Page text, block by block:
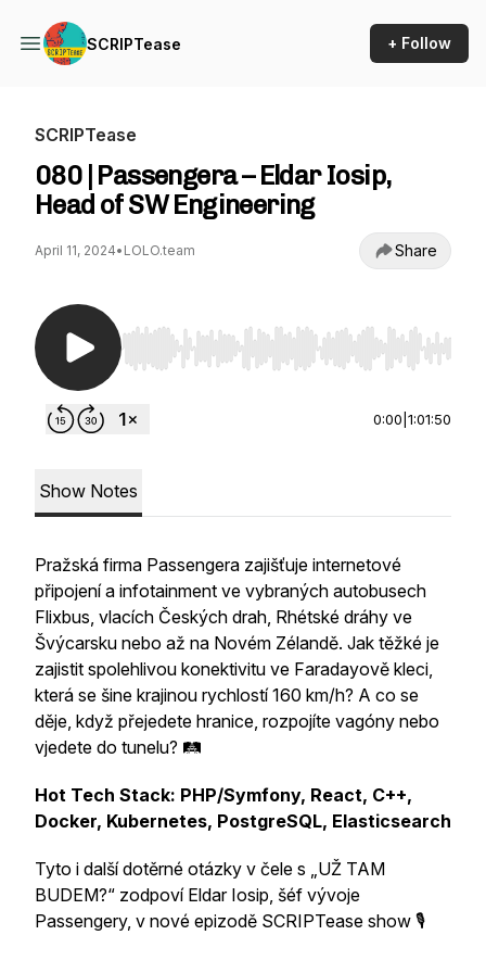
SCRIPTease + Follow
SCRIPTease
080 | Passengera – Eldar Iosip,
Head of SW Engineering
April 11, 2024• LOLO.team Share
Use Left/Right to seek, Home/End to jump to
0:00 1:01:50
Show Notes
Pražská firma Passengera zajišťuje internetové
připojení a infotainment ve vybraných autobusech
Flixbus, vlacích Českých drah, Rhétské dráhy ve
Švýcarsku nebo až na Novém Zélandě. Jak těžké je
zajistit spolehlivou konektivitu ve Faradayově kleci,
která se šine krajinou rychlostí 160 km/h? A co se
děje, když přejedete hranice, rozpojíte vagóny nebo
vjedete do tunelu? 🛤
Hot Tech Stack: PHP/Symfony, React, C++,
Docker, Kubernetes, PostgreSQL, Elasticsearch
Tyto i další dotěrné otázky v čele s „UŽ TAM
BUDEM?“ zodpoví Eldar Iosip, šéf vývoje
Passengery, v nové epizodě SCRIPTease show 🎙